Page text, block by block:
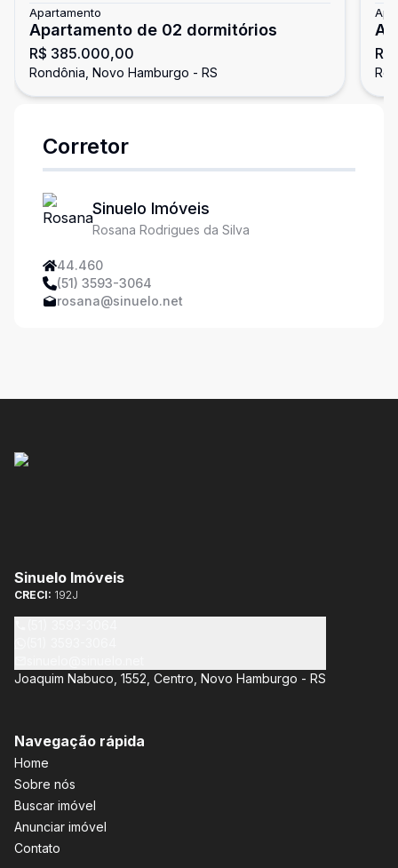
Apartamento
Apartamento de 02 dormitórios
R$ 385.000,00
Rondônia, Novo Hamburgo - RS
Corretor
Sinuelo Imóveis
Rosana Rodrigues da Silva
44.460
(51) 3593-3064
rosana@sinuelo.net
Sinuelo Imóveis
CRECI: 192J
Joaquim Nabuco, 1552, Centro, Novo Hamburgo - RS
Navegação rápida
Home
Sobre nós
Buscar imóvel
Anunciar imóvel
Contato